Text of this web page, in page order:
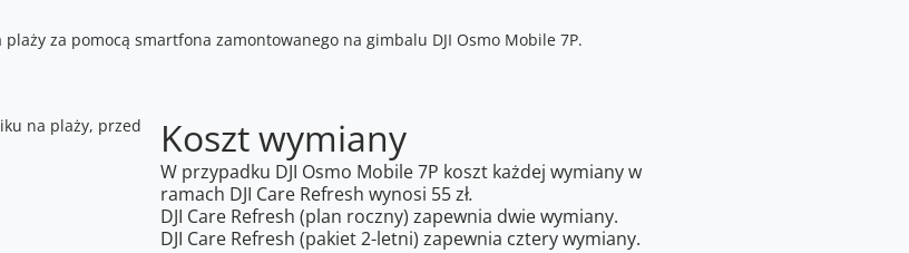
Koszt wymiany
W przypadku DJI Osmo Mobile 7P koszt każdej wymiany w
ramach DJI Care Refresh wynosi 55 zł.
DJI Care Refresh (plan roczny) zapewnia dwie wymiany.
DJI Care Refresh (pakiet 2-letni) zapewnia cztery wymiany.